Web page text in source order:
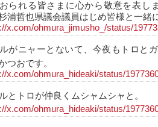
られる皆さまに心から敬意を表し
浦哲也県議会議員はじめ皆様と一緒
x.com/ohmura_jimusho_/status/
がニャーとないて、今夜もトロと
つおです。
x.com/ohmura_hideaki/status/
とトロが仲良くムシャムシャと。
x.com/ohmura_hideaki/status/